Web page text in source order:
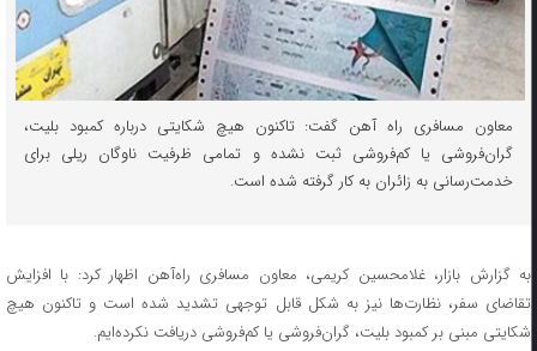
معاون مسافری راه آهن گفت: تاکنون هیچ شکایتی درباره کمبود بلیت،
گران‌فروشی یا کم‌فروشی ثبت نشده و تمامی ظرفیت ناوگان ریلی برای
خدمت‌رسانی به زائران به کار گرفته شده است.
به گزارش بازار، غلامحسین کریمی، معاون مسافری راه‌آهن اظهار کرد: با افزایش
تقاضای سفر، نظارت‌ها نیز به شکل قابل توجهی تشدید شده است و تاکنون هیچ
شکایتی مبنی بر کمبود بلیت، گران‌فروشی یا کم‌فروشی دریافت نکرده‌ایم.